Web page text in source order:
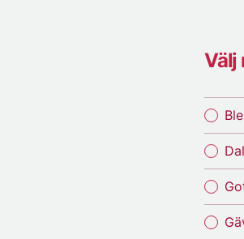
Välj